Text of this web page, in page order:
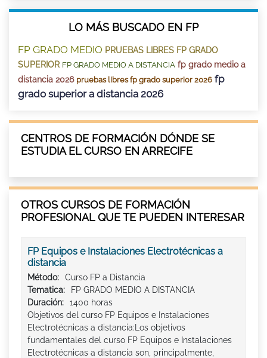
LO MÁS BUSCADO EN FP
FP GRADO MEDIO PRUEBAS LIBRES FP GRADO
SUPERIOR FP GRADO MEDIO A DISTANCIA fp grado medio a
distancia 2026 pruebas libres fp grado superior 2026 fp
grado superior a distancia 2026
CENTROS DE FORMACIÓN DÓNDE SE
ESTUDIA EL CURSO EN ARRECIFE
OTROS CURSOS DE FORMACIÓN
PROFESIONAL QUE TE PUEDEN INTERESAR
FP Equipos e Instalaciones Electrotécnicas a
distancia
Método:
Curso FP a Distancia
Tematica:
FP GRADO MEDIO A DISTANCIA
Duración:
1400 horas
Objetivos del curso FP Equipos e Instalaciones
Electrotécnicas a distancia:Los objetivos
fundamentales del curso FP Equipos e Instalaciones
Electrotécnicas a distancia son, principalmente,